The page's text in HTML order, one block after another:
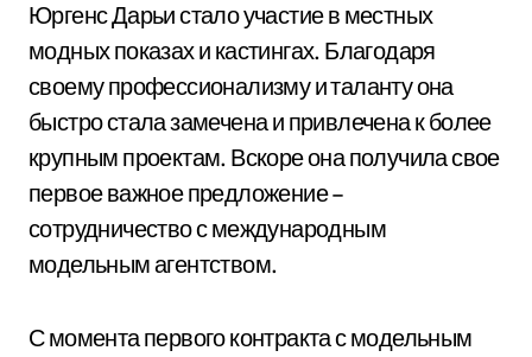
Юргенс Дарьи стало участие в местных
модных показах и кастингах. Благодаря
своему профессионализму и таланту она
быстро стала замечена и привлечена к более
крупным проектам. Вскоре она получила свое
первое важное предложение –
сотрудничество с международным
модельным агентством.
С момента первого контракта с модельным